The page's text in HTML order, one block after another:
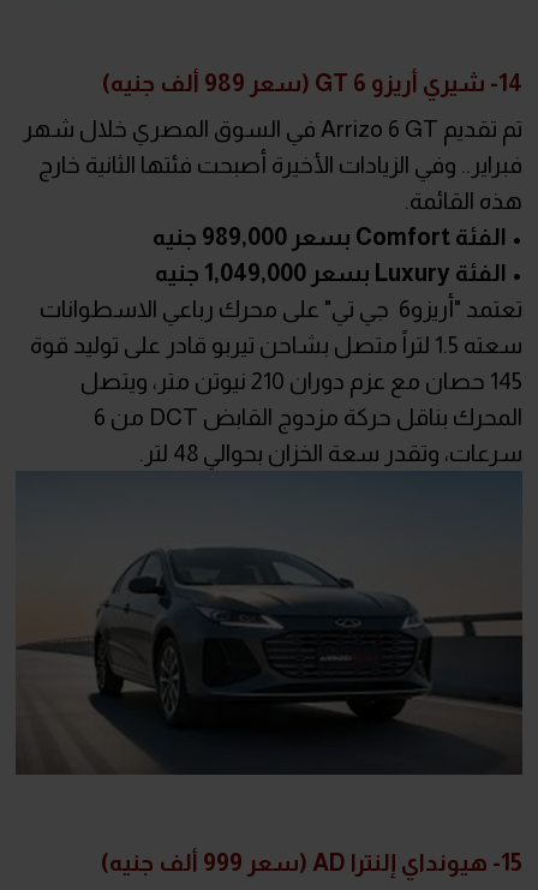
14- شيري أريزو 6 GT (سعر 989 ألف جنيه)
تم تقديم Arrizo 6 GT في السوق المصري خلال شهر
فبراير.. وفي الزيادات الأخيرة أصبحت فئتها الثانية خارج
هذه القائمة.
• الفئة Comfort بسعر 989,000 جنيه
• الفئة Luxury بسعر 1,049,000 جنيه
تعتمد "أريزو6 جي تي" على محرك رباعي الاسطوانات
سعته 1.5 لتراً متصل بشاحن تيربو قادر على توليد قوة
145 حصان مع عزم دوران 210 نيوتن متر، ويتصل
المحرك بناقل حركة مزدوج القابض DCT من 6
سرعات، وتقدر سعة الخزان بحوالي 48 لتر.
15- هيونداي إلنترا AD (سعر 999 ألف جنيه)